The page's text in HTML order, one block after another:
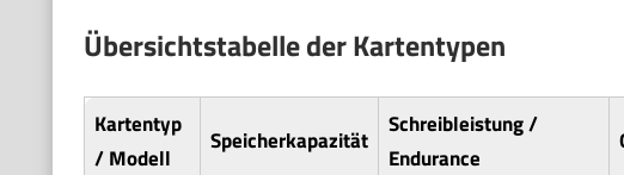
Übersichtstabelle der Kartentypen
Kartentyp
/ Modell
Speicherkapazität
Schreibleistung /
Endurance